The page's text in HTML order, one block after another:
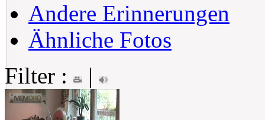
Andere Erinnerungen
Ähnliche Fotos
Filter :
|